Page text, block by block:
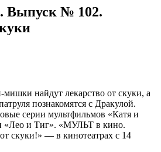
№ 102.
найдут лекарство от скуки, а
познакомятся с Дракулой.
серии мультфильмов «Катя и
«Лео и Тиг». «МУЛЬТ в кино.
скуки!» — в кинотеатрах с 14